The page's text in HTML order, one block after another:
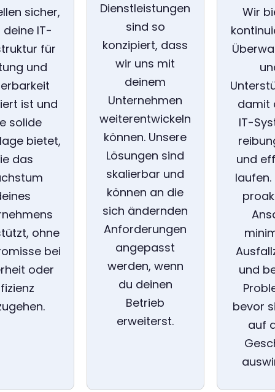
sicher,
IT-
für
und
ist und
solide
bietet,
das
ohne
bei
oder
Dienstleistungen
sind so
konzipiert, dass
wir uns mit
deinem
Unternehmen
weiterentwickeln
können. Unsere
Lösungen sind
skalierbar und
können an die
sich ändernden
Anforderungen
angepasst
werden, wenn
du deinen
Betrieb
erweiterst.
Wir
damit
IT-
und
laufen.
und
bevor
auf